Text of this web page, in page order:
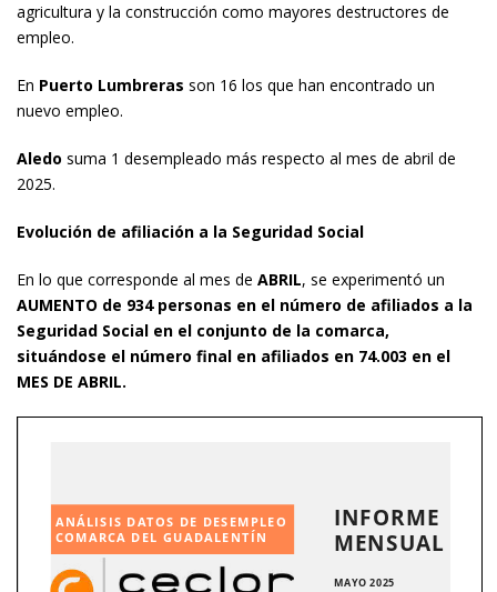
agricultura y la construcción como mayores destructores de
empleo.
En Puerto Lumbreras son 16 los que han encontrado un
nuevo empleo.
Aledo suma 1 desempleado más respecto al mes de abril de
2025.
Evolución de afiliación a la Seguridad Social
En lo que corresponde al mes de ABRIL, se experimentó un
AUMENTO de 934 personas en el número de afiliados a la
Seguridad Social en el conjunto de la comarca,
situándose el número final en afiliados en 74.003 en el
MES DE ABRIL.